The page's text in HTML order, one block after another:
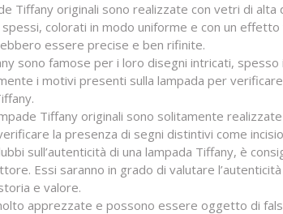
Tiffany originali sono realizzate con vetri di alta
colorati in modo uniforme e con un
essere precise e ben rifinite.
sono famose per i loro disegni intricati,
i motivi presenti sulla lampada per
Tiffany originali sono solitamente
la presenza di segni distintivi come
sull’autenticità di una lampada Tiffany, è
Essi saranno in grado di valutare
e valore.
apprezzate e possono essere oggetto di